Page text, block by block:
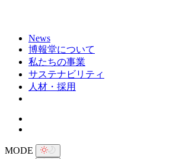
News
博報堂について
私たちの事業
サステナビリティ
人材・採用
MODE